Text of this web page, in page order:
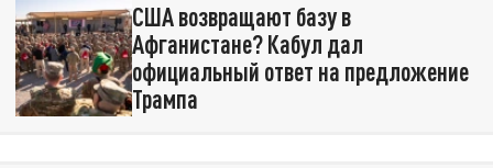
США возвращают базу в
Афганистане? Кабул дал
официальный ответ на предложение
Трампа